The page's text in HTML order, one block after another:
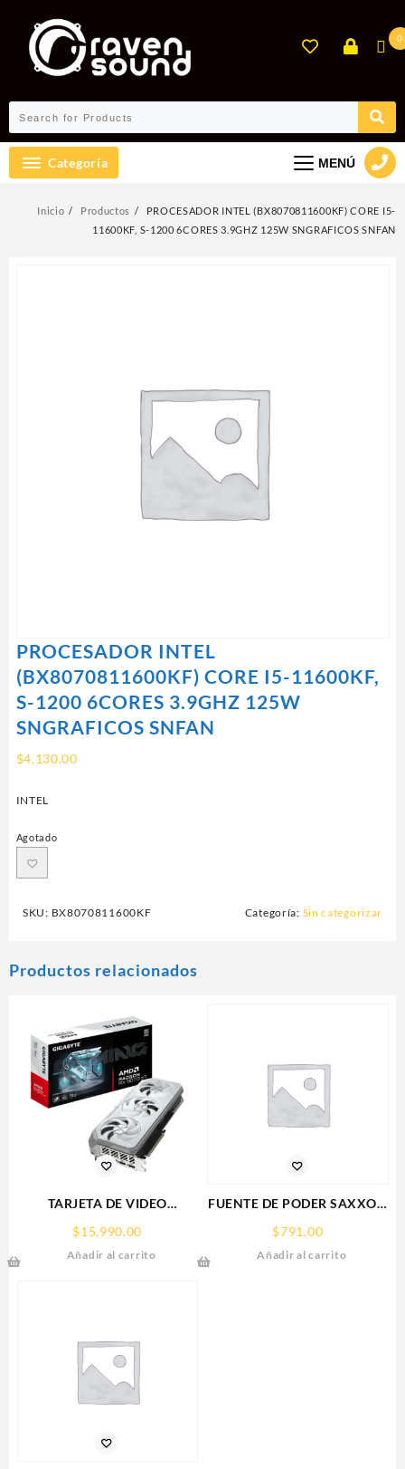
contenido
0
Categoría MENÚ
Inicio Productos
PROCESADOR INTEL (BX8070811600KF) CORE I5-
11600KF, S-1200 6CORES 3.9GHZ 125W SNGRAFICOS SNFAN
PROCESADOR INTEL
(BX8070811600KF) CORE I5-11600KF,
S-1200 6CORES 3.9GHZ 125W
SNGRAFICOS SNFAN
$4,130.00
INTEL
Agotado
SKU: BX8070811600KF Categoría: Sin categorizar
Productos relacionados
TARJETA DE VIDEO
R907XGAMINGOCICE-16GD)
RX 9070
$15,990.00
Añadir al carrito
FUENTE DE PODER SAXXON
REGULADA,12V,10
AMPERES,DISTRIBUIDOR
$791.00
Añadir al carrito